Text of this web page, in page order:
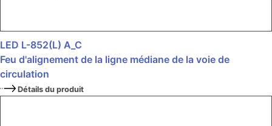
LED L-852(L) A_C
Feu d'alignement de la ligne médiane de la voie de
circulation
Détails du produit